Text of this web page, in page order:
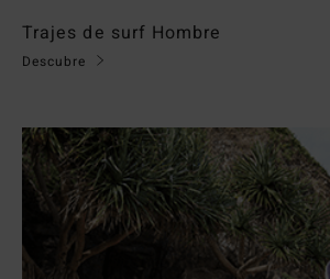
Trajes de surf Hombre
Descubre